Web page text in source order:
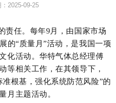
2025-09-25
责任。 每年9月 ， 由 国家市场
的“质量月”活动， 是我国一项
化活动。华特气体总经理傅
等相关工作 ，在其领导下，
准根基，强化系统防范风险”的
月主题活动。